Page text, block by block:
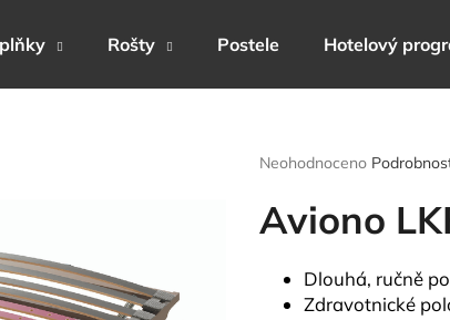
Rošty Postele Hotelový
Průměrné
produktu
je
hvězdiček.
Neohodnoceno
Aviono
Dlouhá, ručně
Zdravotnické
HLEDAT
Doporučujeme